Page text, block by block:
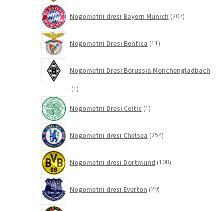
Nogometni dresi Bayern Munich 207izdelkov
Nogometni Dresi Benfica 11izdelkov
Nogometni Dresi Borussia Monchengladbach
11
Nogometni Dresi Celtic 1izdelek
Nogometni dresi Chelsea 254izdelkov
Nogometni dresi Dortmund 108izdelkov
Nogometni dresi Everton 29izdelkov